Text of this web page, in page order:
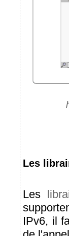
Les
Les
IPv6, il